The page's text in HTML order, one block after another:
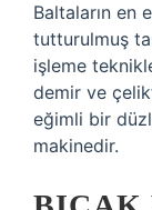
Baltaların en
tutturulmuş
işleme
demir ve
eğimli bir
makinedir.